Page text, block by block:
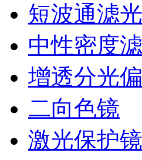
短波通滤
中性密度
增透分光
二向色镜
激光保护